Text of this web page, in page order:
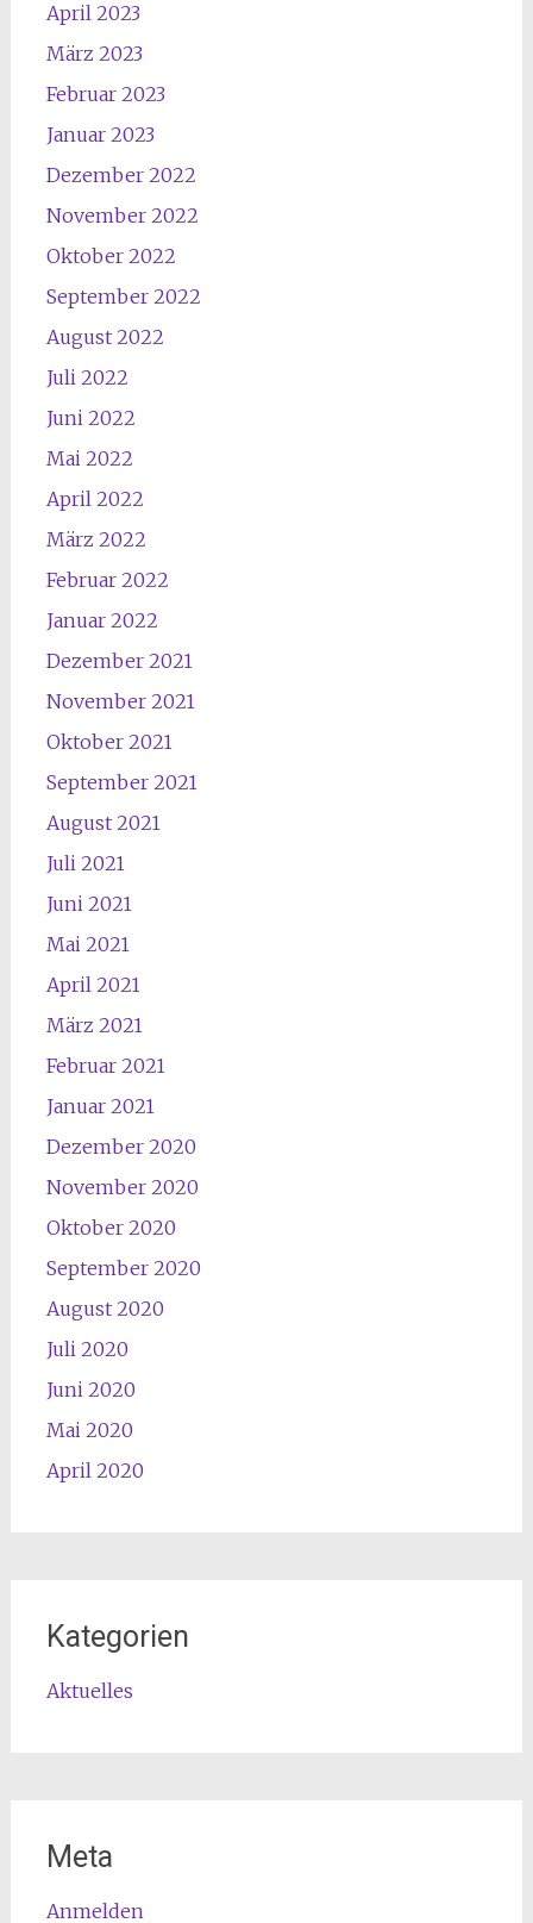
April 2023
März 2023
Februar 2023
Januar 2023
Dezember 2022
November 2022
Oktober 2022
September 2022
August 2022
Juli 2022
Juni 2022
Mai 2022
April 2022
März 2022
Februar 2022
Januar 2022
Dezember 2021
November 2021
Oktober 2021
September 2021
August 2021
Juli 2021
Juni 2021
Mai 2021
April 2021
März 2021
Februar 2021
Januar 2021
Dezember 2020
November 2020
Oktober 2020
September 2020
August 2020
Juli 2020
Juni 2020
Mai 2020
April 2020
Kategorien
Aktuelles
Meta
Anmelden